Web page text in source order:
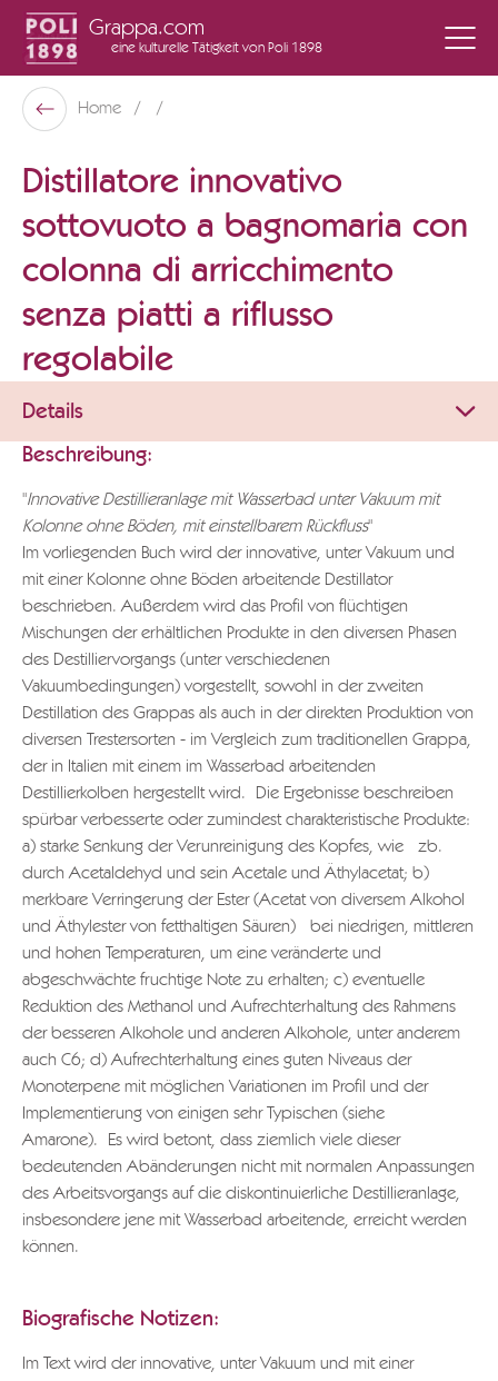
Grappa.com
eine kulturelle Tätigkeit von Poli 1898
Poli Museo Della Grappa
Zurück
Home
Distillatore innovativo
sottovuoto a bagnomaria con
colonna di arricchimento
senza piatti a riflusso
regolabile
Details
Beschreibung:
"Innovative Destillieranlage mit Wasserbad unter Vakuum mit
Kolonne ohne Böden, mit einstellbarem Rückfluss"
Im vorliegenden Buch wird der innovative, unter Vakuum und
mit einer Kolonne ohne Böden arbeitende Destillator
beschrieben. Außerdem wird das Profil von flüchtigen
Mischungen der erhältlichen Produkte in den diversen Phasen
des Destilliervorgangs (unter verschiedenen
Vakuumbedingungen) vorgestellt, sowohl in der zweiten
Destillation des Grappas als auch in der direkten Produktion von
diversen Trestersorten - im Vergleich zum traditionellen Grappa,
der in Italien mit einem im Wasserbad arbeitenden
Destillierkolben hergestellt wird. Die Ergebnisse beschreiben
spürbar verbesserte oder zumindest charakteristische Produkte:
a) starke Senkung der Verunreinigung des Kopfes, wie zb.
durch Acetaldehyd und sein Acetale und Äthylacetat; b)
merkbare Verringerung der Ester (Acetat von diversem Alkohol
und Äthylester von fetthaltigen Säuren) bei niedrigen, mittleren
und hohen Temperaturen, um eine veränderte und
abgeschwächte fruchtige Note zu erhalten; c) eventuelle
Reduktion des Methanol und Aufrechterhaltung des Rahmens
der besseren Alkohole und anderen Alkohole, unter anderem
auch C6; d) Aufrechterhaltung eines guten Niveaus der
Monoterpene mit möglichen Variationen im Profil und der
Implementierung von einigen sehr Typischen (siehe
Amarone). Es wird betont, dass ziemlich viele dieser
bedeutenden Abänderungen nicht mit normalen Anpassungen
des Arbeitsvorgangs auf die diskontinuierliche Destillieranlage,
insbesondere jene mit Wasserbad arbeitende, erreicht werden
können.
Biografische Notizen:
Im Text wird der innovative, unter Vakuum und mit einer